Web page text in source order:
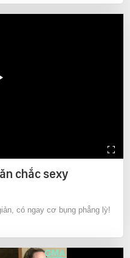
chắc sexy
có ngay cơ bụng phẳng lỳ!